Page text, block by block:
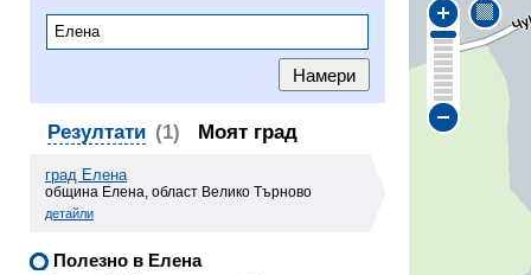
Резултати (1) Моят град
град Елена
община Елена, област Велико Търново
детайли
Полезно в Елена